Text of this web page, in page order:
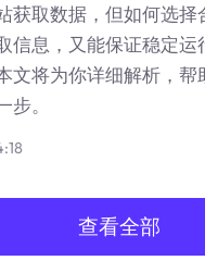
获取数据，但如何选择
信息，又能保证稳定运
文将为你详细解析，帮
步。
查看全部